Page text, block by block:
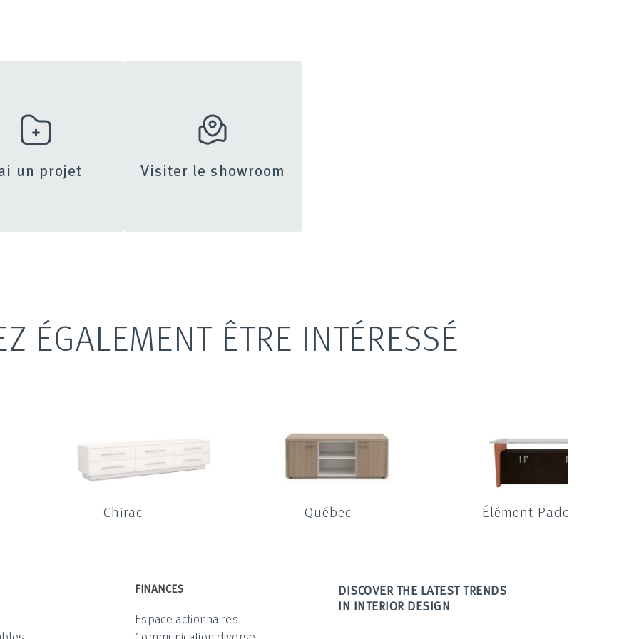
un projet Visiter le showroom
ÉGALEMENT ÊTRE INTÉRESSÉ
Chirac Québec Élément Padova
FINANCES
Espace actionnaires
DISCOVER THE LATEST TRENDS
IN INTERIOR DESIGN